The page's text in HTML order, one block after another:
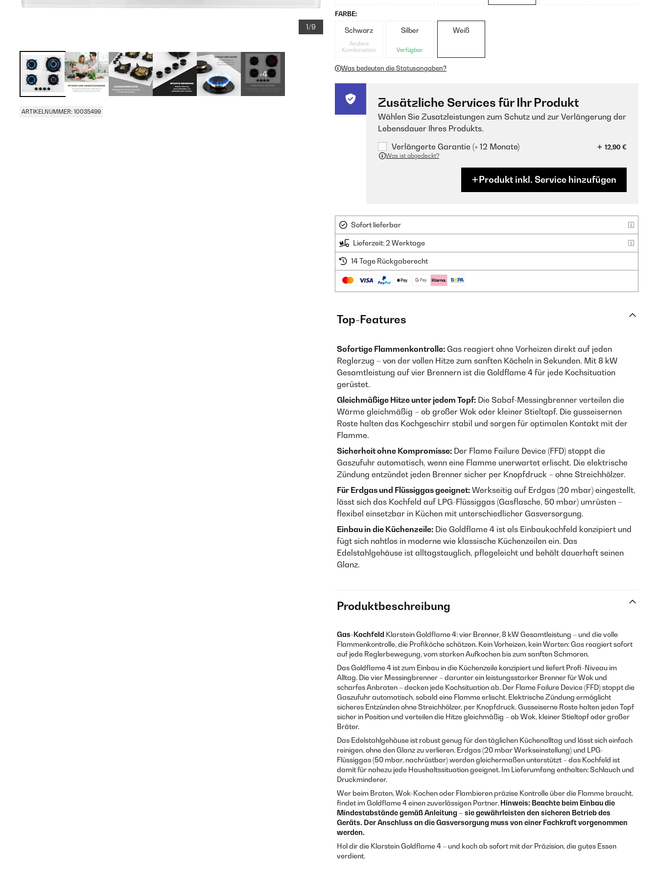
1/9
+4
ARTIKELNUMMER: 10035499
FARBE:
Schwarz
Andere
Kombination
Silber
Verfügbar
Weiß
Was bedeuten die Statusangaben?
Zusätzliche Services für Ihr Produkt
Wählen Sie Zusatzleistungen zum Schutz und zur Verlängerung der
Lebensdauer Ihres Produkts.
Verlängerte Garantie (+ 12 Monate)
12,90 €
Was ist abgedeckt?
Produkt inkl. Service hinzufügen
Sofort lieferbar
Lieferzeit: 2 Werktage
14 Tage Rückgaberecht
Top-Features
Sofortige Flammenkon­trolle: Gas reagiert ohne Vorheizen direkt auf jeden
Reglerzug – von der vollen Hitze zum sanften Köcheln in Sekunden. Mit 8 kW
Gesamtleistung auf vier Brennern ist die Goldflame 4 für jede Kochsituation
gerüstet.
Gleichmäßige Hitze unter jedem Topf: Die Sabaf-Messing­brenner verteilen die
Wärme gleichmäßig – ob großer Wok oder kleiner Stieltopf. Die gusseisernen
Roste halten das Kochgeschirr stabil und sorgen für optimalen Kontakt mit der
Flamme.
Sicherheit ohne Kompromisse: Der Flame Failure Device (FFD) stoppt die
Gaszufuhr automatisch, wenn eine Flamme unerwartet erlischt. Die elektrische
Zündung entzündet jeden Brenner sicher per Knopfdruck – ohne Streichhölzer.
Für Erdgas und Flüssiggas geeignet: Werkseitig auf Erdgas (20 mbar) eingestellt,
lässt sich das Kochfeld auf LPG-Flüssiggas (Gasflasche, 50 mbar) umrüsten –
flexibel einsetzbar in Küchen mit unterschiedlicher Gasversorgung.
Einbau in die Küchenzeile: Die Goldflame 4 ist als Einbaukochfeld konzipiert und
fügt sich nahtlos in moderne wie klassische Küchenzeilen ein. Das
Edelstahlgehäuse ist alltagstauglich, pflegeleicht und behält dauerhaft seinen
Glanz.
Produktbeschreibung
Gas-Kochfeld Klarstein Goldflame 4: vier Brenner, 8 kW Gesamtleistung – und die volle
Flammenkon­trolle, die Profiköche schätzen. Kein Vorheizen, kein Warten: Gas reagiert sofort
auf jede Reglerbewegung, vom starken Aufkochen bis zum sanften Schmoren.
Das Goldflame 4 ist zum Einbau in die Küchenzeile konzipiert und liefert Profi-Niveau im
Alltag. Die vier Messing­brenner – darunter ein leistungsstarker Brenner für Wok und
scharfes Anbraten – decken jede Kochsituation ab. Der Flame Failure Device (FFD) stoppt die
Gaszufuhr automatisch, sobald eine Flamme erlischt. Elektrische Zündung ermöglicht
sicheres Entzünden ohne Streichhölzer, per Knopfdruck. Gusseiserne Roste halten jeden Topf
sicher in Position und verteilen die Hitze gleichmäßig – ob Wok, kleiner Stieltopf oder großer
Bräter.
Das Edelstahlgehäuse ist robust genug für den täglichen Küchenalltag und lässt sich einfach
reinigen, ohne den Glanz zu verlieren. Erdgas (20 mbar Werkseinstellung) und LPG-
Flüssiggas (50 mbar, nachrüstbar) werden gleichermaßen unterstützt – das Kochfeld ist
damit für nahezu jede Haushalts­situation geeignet. Im Lieferumfang enthalten: Schlauch und
Druckminderer.
Wer beim Braten, Wok-Kochen oder Flambieren präzise Kontrolle über die Flamme braucht,
findet im Goldflame 4 einen zuverlässigen Partner. Hinweis: Beachte beim Einbau die
Mindestabstände gemäß Anleitung – sie gewährleisten den sicheren Betrieb des
Geräts. Der Anschluss an die Gasversorgung muss von einer Fachkraft vorgenommen
werden.
Hol dir die Klarstein Goldflame 4 – und koch ab sofort mit der Präzision, die gutes Essen
verdient.